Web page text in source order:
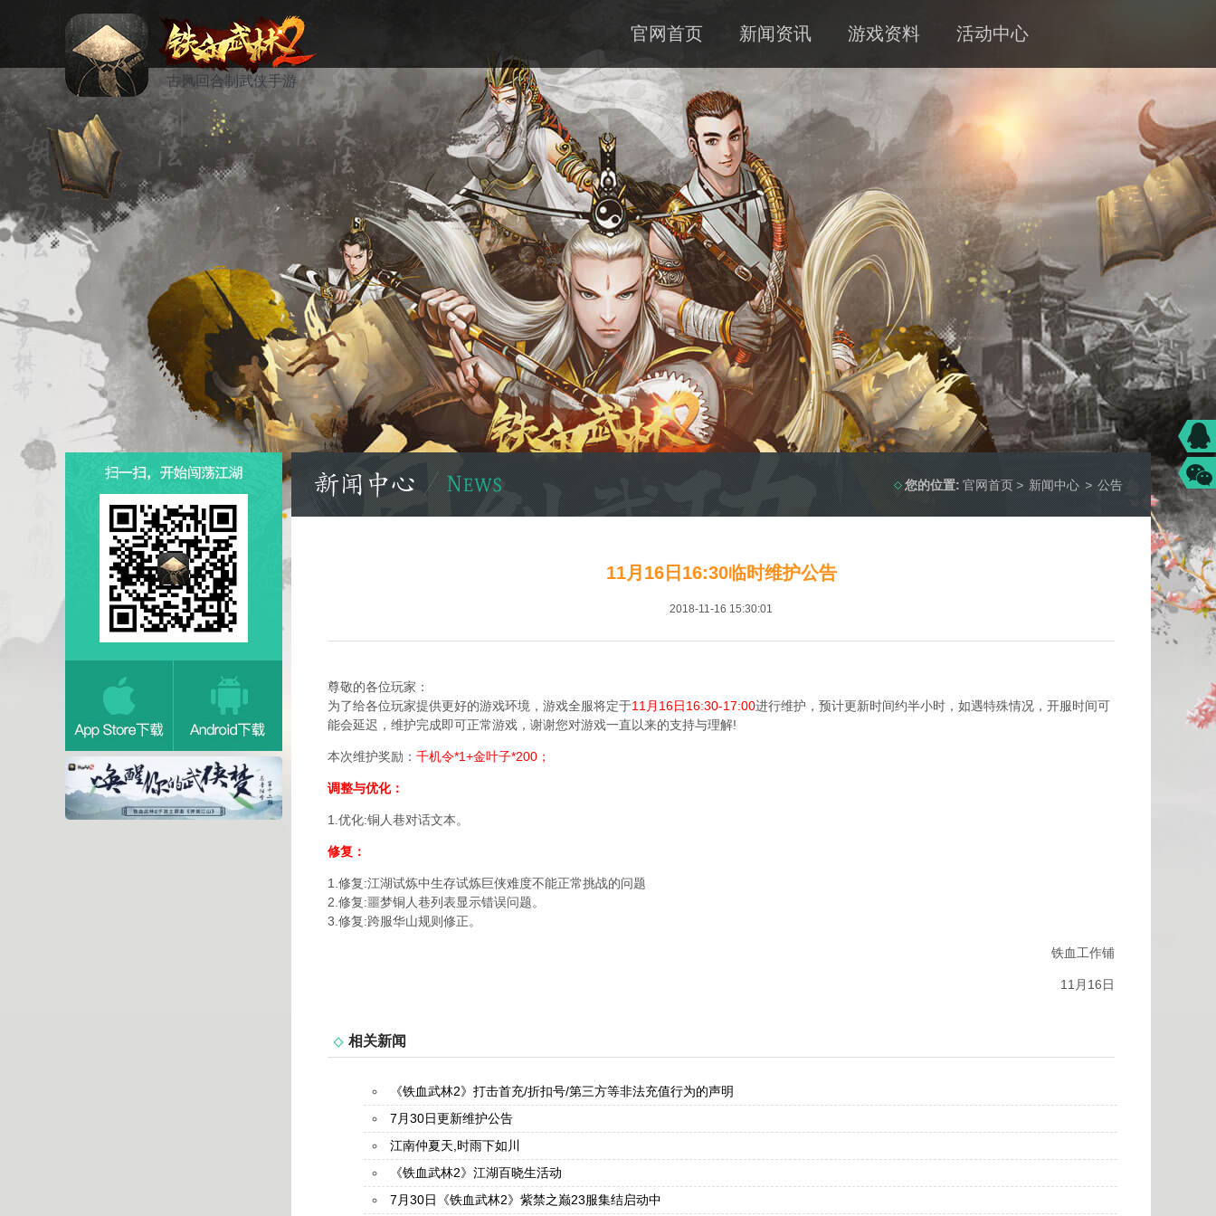
古风回合制武侠手游
官网首页 新闻资讯 游戏资料 活动中心
您的位置: 官网首页> 新闻中心 > 公告
11月16日16:30临时维护公告
2018-11-16 15:30:01
尊敬的各位玩家：
为了给各位玩家提供更好的游戏环境，游戏全服将定于11月16日16:30-17:00进行维护，预计更新时间约半小时，如遇特殊情况，开服时间可
能会延迟，维护完成即可正常游戏，谢谢您对游戏一直以来的支持与理解!
本次维护奖励： 千机令*1+金叶子*200；
调整与优化：
1.优化:铜人巷对话文本。
修复：
1.修复:江湖试炼中生存试炼巨侠难度不能正常挑战的问题
2.修复:噩梦铜人巷列表显示错误问题。
3.修复:跨服华山规则修正。
铁血工作铺
11月16日
相关新闻
《铁血武林2》打击首充/折扣号/第三方等非法充值行为的声明
7月30日更新维护公告
江南仲夏天,时雨下如川
《铁血武林2》江湖百晓生活动
7月30日《铁血武林2》紫禁之巅23服集结启动中
资讯 公告
活动 资料 攻略
论坛 下载 客服